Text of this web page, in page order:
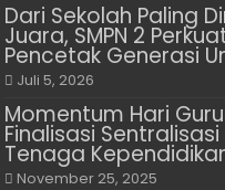
Dari Sekolah Paling
Juara, SMPN 2
Pencetak Generasi
Juli 5, 2026
Momentum Hari
Finalisasi
Tenaga
November 25, 2025